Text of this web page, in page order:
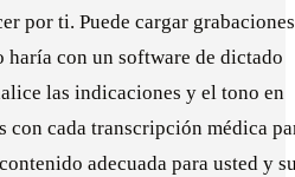
por ti. Puede cargar grabaciones
haría con un software de dictado
las indicaciones y el tono en
con cada transcripción médica
adecuada para usted y